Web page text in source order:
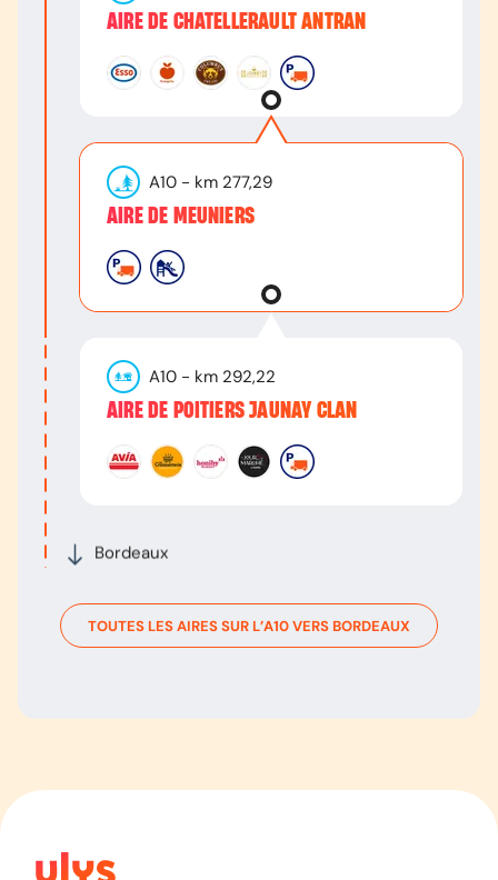
Bordeaux
AIRE DE CHATELLERAULT ANTRAN
A10 - km 277,29
AIRE DE MEUNIERS
A10 - km 292,22
AIRE DE POITIERS JAUNAY CLAN
TOUTES LES AIRES SUR L’A10VERS BORDEAUX